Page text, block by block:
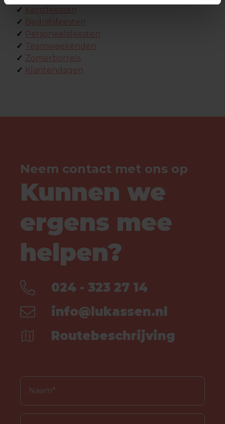
✓ Kerstfeesten
✓ Bedrijfsfeesten
✓ Personeelsfeesten
✓ Teamweekenden
✓ Zomerborrels
✓ Klantendagen
Neem contact met ons op
Kunnen we
ergens mee
helpen?
024 - 323 27 14
info@lukassen.nl
Routebeschrijving